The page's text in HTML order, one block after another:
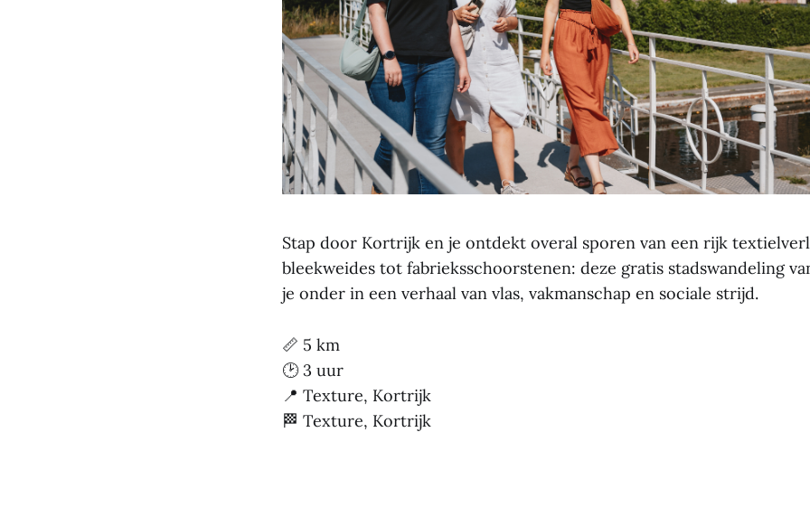
Stap door Kortrijk en je ontdekt overal sporen van een rijk
bleekweides tot fabrieksschoorstenen: deze gratis stadswandeling
je onder in een verhaal van vlas, vakmanschap en sociale strijd.
📏 5 km
🕑 3 uur
📍 Texture, Kortrijk
🏁 Texture, Kortrijk